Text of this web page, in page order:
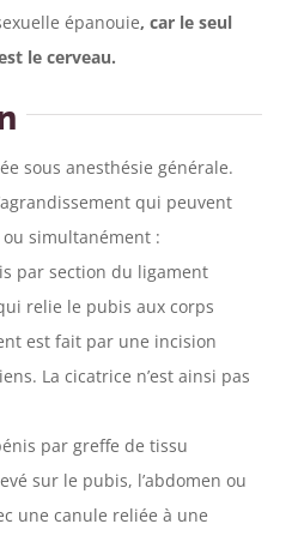
épanouie, car le seul
le cerveau.
sous anesthésie générale.
qui peuvent
simultanément :
par section du ligament
relie le pubis aux corps
est fait par une incision
La cicatrice n’est ainsi pas
par greffe de tissu
sur le pubis, l’abdomen ou
une canule reliée à une